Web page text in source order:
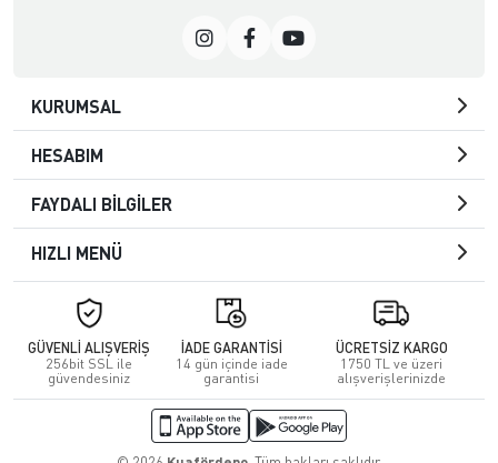
KURUMSAL
HESABIM
FAYDALI BİLGİLER
HIZLI MENÜ
GÜVENLİ ALIŞVERİŞ
256bit SSL ile
güvendesiniz
İADE GARANTİSİ
14 gün içinde iade
garantisi
ÜCRETSİZ KARGO
1750 TL ve üzeri
alışverişlerinizde